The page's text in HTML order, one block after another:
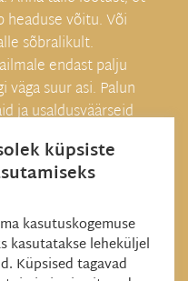
headuse võitu. Või
sõbralikult.
endast palju
suur asi. Palun
ja usaldusväärseid
sest heade
kogu maailm!
küpsiste
kasutuskogemuse
kasutatakse leheküljel
Küpsised tagavad